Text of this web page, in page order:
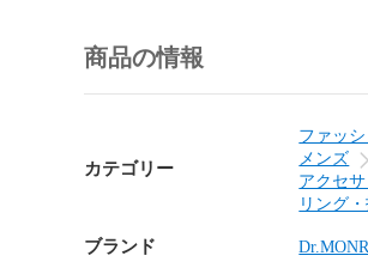
商品の情報
カテゴリー
ファッ
メンズ
アクセ
リング
ブランド